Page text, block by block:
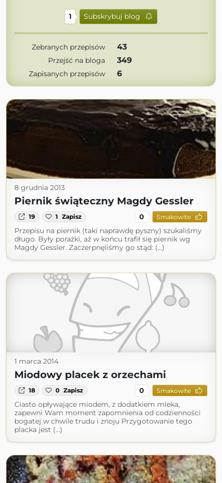
1 Subskrybuj blog
Zebranych przepisów 43
Przejść na bloga 349
Zapisanych przepisów 6
8 grudnia 2013
Piernik świąteczny Magdy Gessler
19 1 Zapisz 0 Smakowite
Przepisu na piernik (taki naprawdę pyszny) szukaliśmy
długo. Były porażki, aż w końcu trafił się piernik wg
Magdy Gessler. Zaczerpnęliśmy go stąd: (...)
1 marca 2014
Miodowy placek z orzechami
18 0 Zapisz 0 Smakowite
Ciasto opływające miodem, z dodatkiem mleka,
zapewni Wam moment zapomnienia od codzienności
bogatej w chwile trudu i znoju Przygotowanie tego
placka jest (...)